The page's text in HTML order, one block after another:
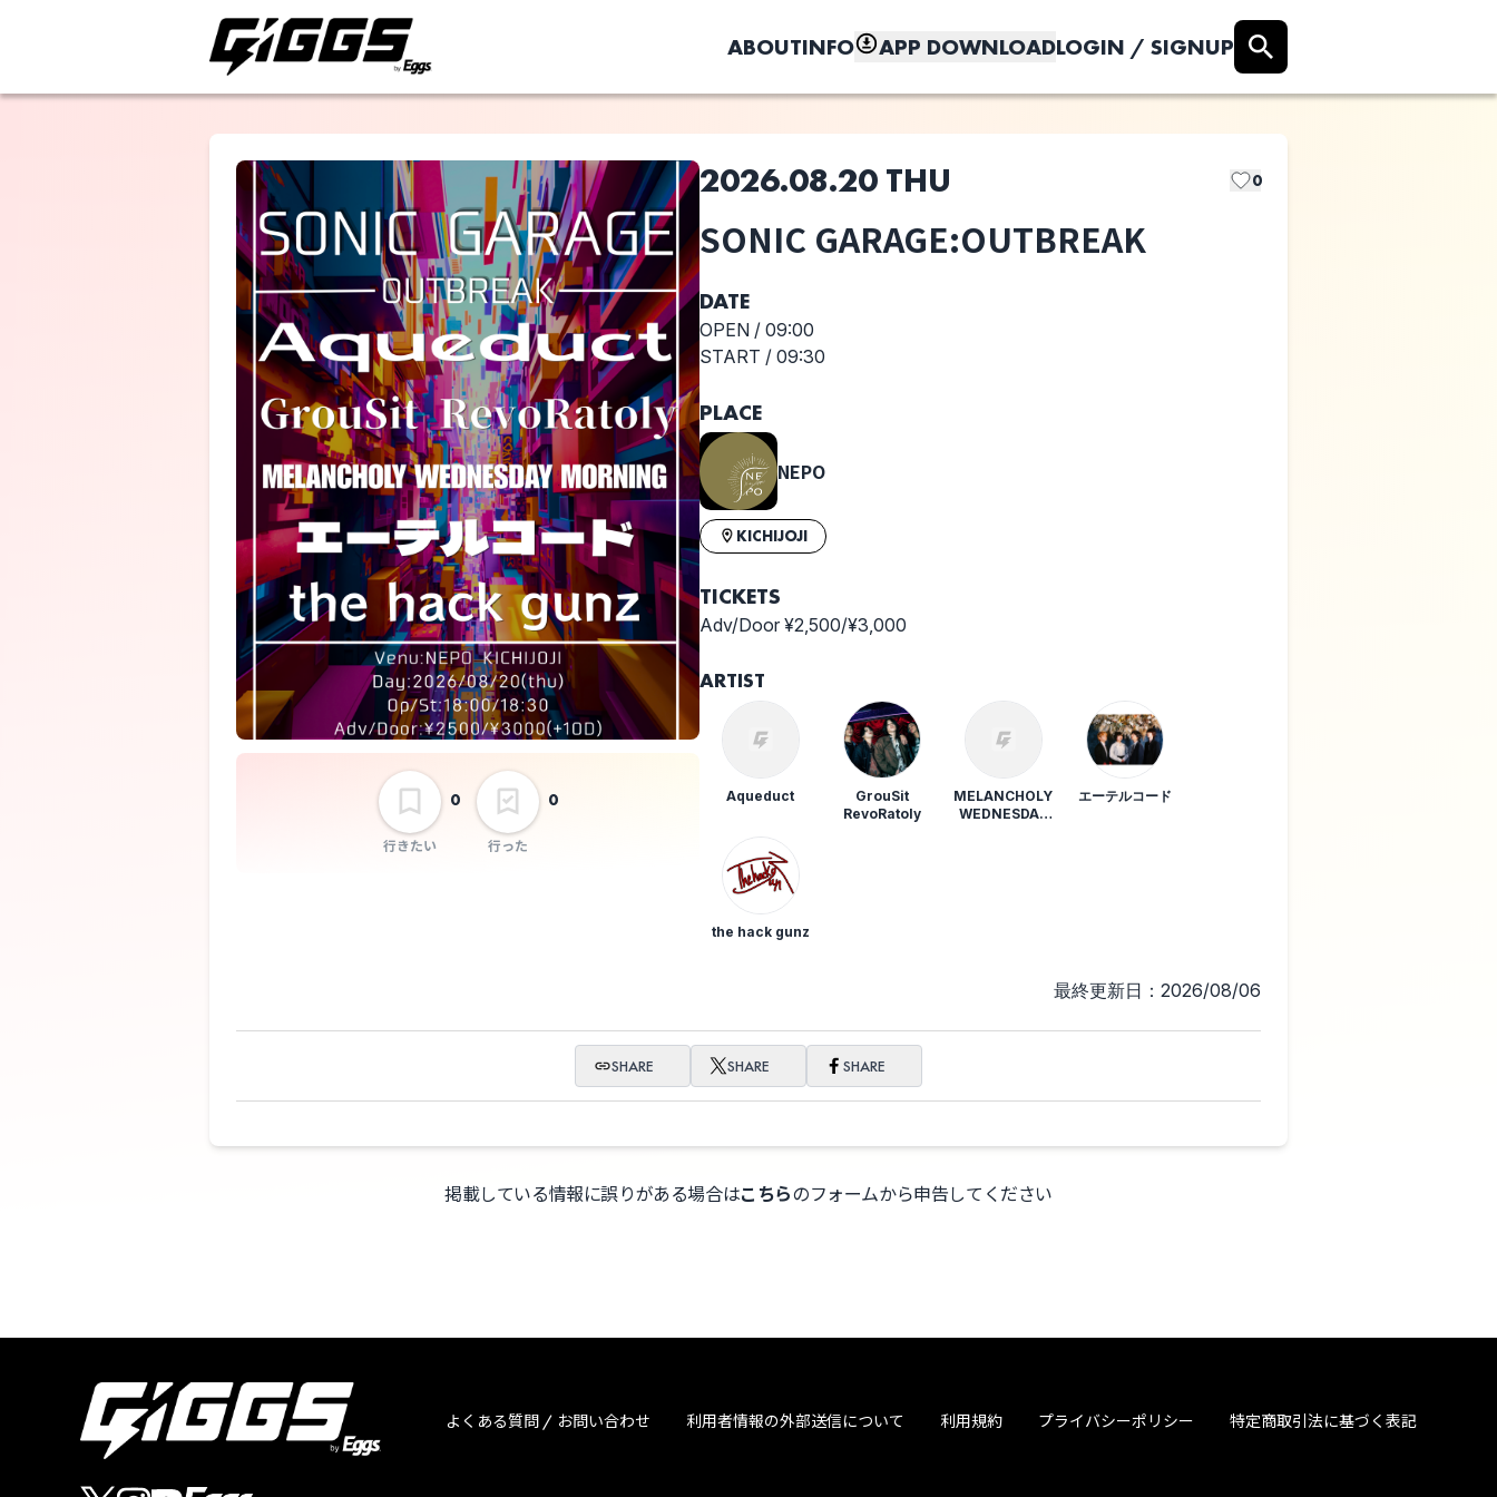
ABOUTINFO APP DOWNLOADLOGIN / SIGNUP
ライブ体験をもっと楽しく、もっと便利に。
行きたい
0
行った
0
Aqueduct
GrouSit
RevoRatoly
MELANCHOLY
MORNING
SONIC
GARAGE:OUTBREAK
選択しない
2026.08.20 THU 0
SONIC GARAGE:OUTBREAK
DATE
OPEN / 09:00
START / 09:30
PLACE
NEPO
KICHIJOJI
TICKETS
Adv/Door ¥2,500/¥3,000
ARTIST
Aqueduct
GrouSit
RevoRatoly
MELANCHOLY
WEDNESDAY
エーテルコード
the hack gunz
最終更新日：2026/08/06
SHARE SHARE SHARE
掲載している情報に誤りがある場合はこちらのフォームから申告してください
このライブの取り置きは終了しました
よくある質問 / お問い合わせ 利用者情報の外部送信について 利用規約 プライバシーポリシー 特定商取引法に基づく表記